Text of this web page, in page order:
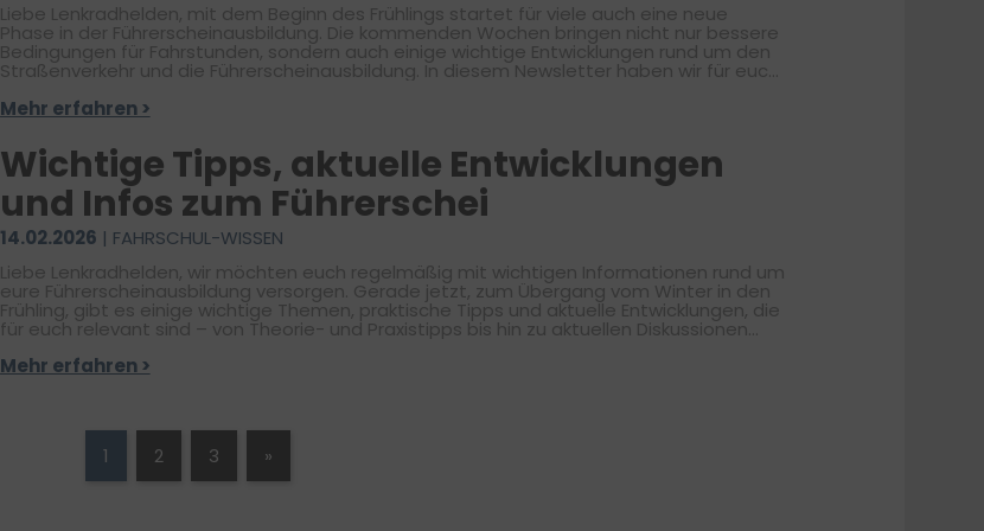
Liebe Lenkradhelden, mit dem Beginn des Frühlings startet für viele auch eine neue
Phase in der Führerscheinausbildung. Die kommenden Wochen bringen nicht nur bessere
Bedingungen für Fahrstunden, sondern auch einige wichtige Entwicklungen rund um den
Straßenverkehr und die Führerscheinausbildung. In diesem Newsletter haben wir für euch
Informationen zur Diskussion um mögliche Änderungen beim Führerschein. Viel Spaß
Mehr erfahren >
Wichtige Tipps, aktuelle Entwicklungen
und Infos zum Führerschei
14.02.2026 | FAHRSCHUL-WISSEN
Liebe Lenkradhelden, wir möchten euch regelmäßig mit wichtigen Informationen rund um
eure Führerscheinausbildung versorgen. Gerade jetzt, zum Übergang vom Winter in den
Frühling, gibt es einige wichtige Themen, praktische Tipps und aktuelle Entwicklungen, die
für euch relevant sind – von Theorie- und Praxistipps bis hin zu aktuellen Diskussionen
Fahr- und Prüfungssicherheit und aktuelle News Straßenverkehr. Also: Gurt an, Scheiben
Mehr erfahren >
1 2 3 »